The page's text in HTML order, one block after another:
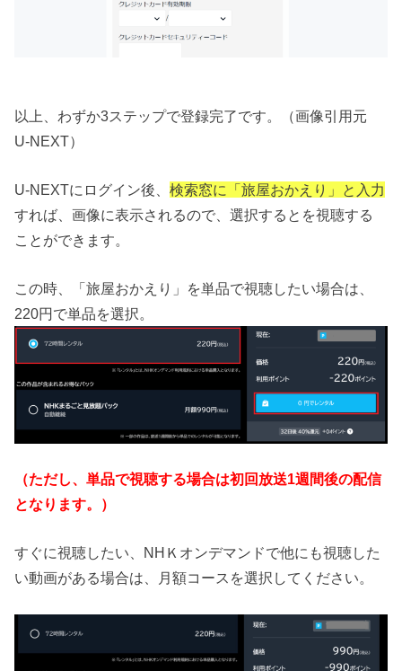
以上、わずか3ステップで登録完了です。（画像引用元
U-NEXT）
U-NEXTにログイン後、検索窓に「旅屋おかえり」と入力
すれば、画像に表示されるので、選択するとを視聴する
ことができます。
この時、「旅屋おかえり」を単品で視聴したい場合は、
220円で単品を選択。
（ただし、単品で視聴する場合は初回放送1週間後の配信
となります。）
すぐに視聴したい、NHＫオンデマンドで他にも視聴した
い動画がある場合は、月額コースを選択してください。